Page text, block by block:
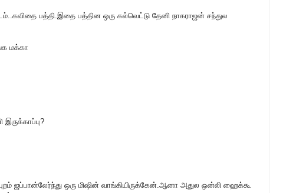
பத்தி.இதை பத்தின ஒரு கல்வெட்டு தேனி நாகராஜன் சந்துல
மக்கா
இருக்காப்பு?
ஜப்பான்லேர்ந்து ஒரு மிஷின் வாங்கியிருக்கேன்.ஆனா அதுல ஒன்லி ஹைக்கூ